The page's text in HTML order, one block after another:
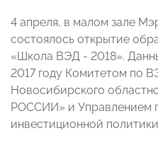
4 апреля, в малом зале
состоялось открытие
«Школа ВЭД - 2018».
2017 году Комитетом по
Новосибирского
РОССИИ» и Управлением
инвестиционной